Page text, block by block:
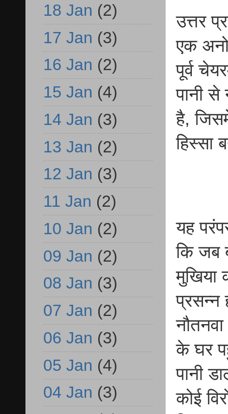
उत्तर
एक
पूर्व
पानी से
है,
हिस्सा
यह
कि जब
मुखिया
प्रसन्न
के घर
पानी
कोई
18 Jan (2)
17 Jan (3)
16 Jan (2)
15 Jan (4)
14 Jan (3)
13 Jan (2)
12 Jan (3)
11 Jan (2)
10 Jan (2)
09 Jan (2)
08 Jan (3)
07 Jan (2)
06 Jan (3)
05 Jan (4)
04 Jan (3)